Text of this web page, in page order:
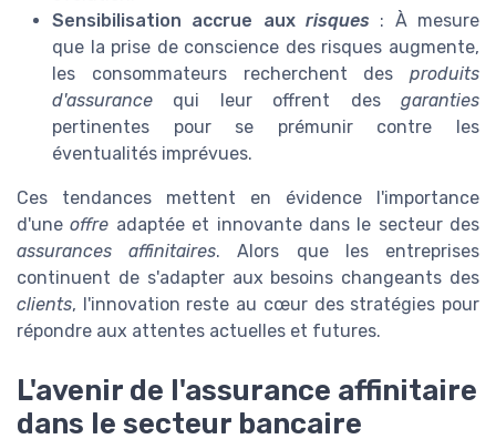
Sensibilisation accrue aux risques : À mesure
que la prise de conscience des risques augmente,
les consommateurs recherchent des produits
d'assurance qui leur offrent des garanties
pertinentes pour se prémunir contre les
éventualités imprévues.
Ces tendances mettent en évidence l'importance
d'uneoffre adaptée et innovante dans le secteur des
assurances affinitaires. Alors que les entreprises
continuent de s'adapter aux besoins changeants des
clients, l'innovation reste au cœur des stratégies pour
répondre aux attentes actuelles et futures.
L'avenir de l'assurance affinitaire
dans le secteur bancaire